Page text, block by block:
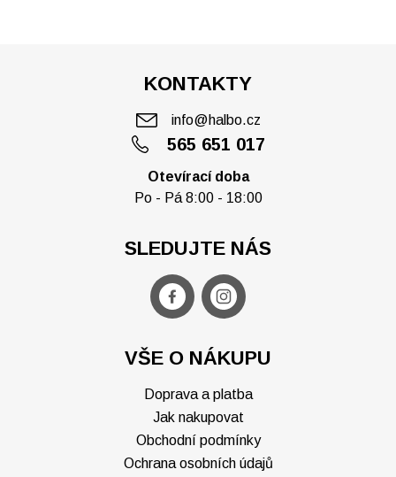
KONTAKTY
565 651 017
info@halbo.cz
Otevírací doba
Po - Pá 8:00 - 18:00
VŠE O NÁKUPU
Doprava a platba
Jak nakupovat
Obchodní podmínky
Ochrana osobních údajů
SLEDUJTE NÁS